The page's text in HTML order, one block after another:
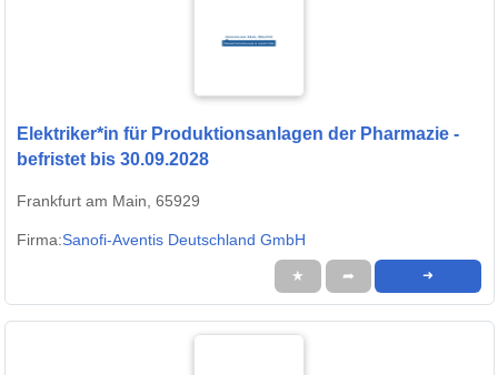
Elektriker*in für Produktionsanlagen der Pharmazie -
befristet bis 30.09.2028
Frankfurt am Main, 65929
Firma:Sanofi-Aventis Deutschland GmbH
★ ➦ ➜